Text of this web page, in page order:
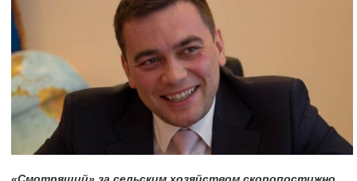
«Смотрящий» за сельским хозяйством скоропостижно